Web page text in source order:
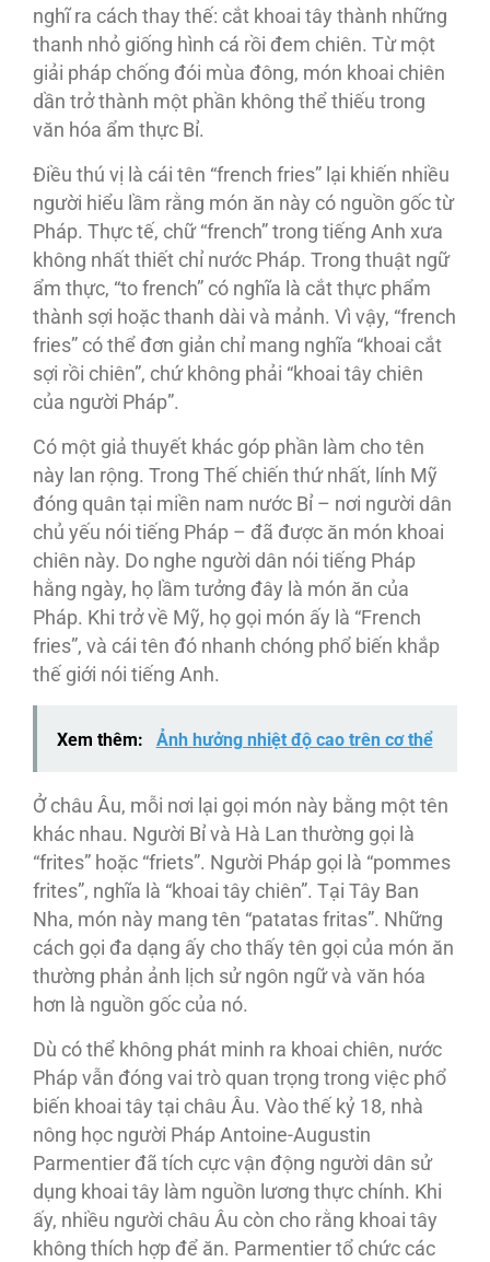
nghĩ ra cách thay thế: cắt khoai tây thành những
thanh nhỏ giống hình cá rồi đem chiên. Từ một
giải pháp chống đói mùa đông, món khoai chiên
dần trở thành một phần không thể thiếu trong
văn hóa ẩm thực Bỉ.
Điều thú vị là cái tên “french fries” lại khiến nhiều
người hiểu lầm rằng món ăn này có nguồn gốc từ
Pháp. Thực tế, chữ “french” trong tiếng Anh xưa
không nhất thiết chỉ nước Pháp. Trong thuật ngữ
ẩm thực, “to french” có nghĩa là cắt thực phẩm
thành sợi hoặc thanh dài và mảnh. Vì vậy, “french
fries” có thể đơn giản chỉ mang nghĩa “khoai cắt
sợi rồi chiên”, chứ không phải “khoai tây chiên
của người Pháp”.
Có một giả thuyết khác góp phần làm cho tên
này lan rộng. Trong Thế chiến thứ nhất, lính Mỹ
đóng quân tại miền nam nước Bỉ – nơi người dân
chủ yếu nói tiếng Pháp – đã được ăn món khoai
chiên này. Do nghe người dân nói tiếng Pháp
hằng ngày, họ lầm tưởng đây là món ăn của
Pháp. Khi trở về Mỹ, họ gọi món ấy là “French
fries”, và cái tên đó nhanh chóng phổ biến khắp
thế giới nói tiếng Anh.
Xem thêm: Ảnh hưởng nhiệt độ cao trên cơ thể
Ở châu Âu, mỗi nơi lại gọi món này bằng một tên
khác nhau. Người Bỉ và Hà Lan thường gọi là
“frites” hoặc “friets”. Người Pháp gọi là “pommes
frites”, nghĩa là “khoai tây chiên”. Tại Tây Ban
Nha, món này mang tên “patatas fritas”. Những
cách gọi đa dạng ấy cho thấy tên gọi của món ăn
thường phản ảnh lịch sử ngôn ngữ và văn hóa
hơn là nguồn gốc của nó.
Dù có thể không phát minh ra khoai chiên, nước
Pháp vẫn đóng vai trò quan trọng trong việc phổ
biến khoai tây tại châu Âu. Vào thế kỷ 18, nhà
nông học người Pháp Antoine-Augustin
Parmentier đã tích cực vận động người dân sử
dụng khoai tây làm nguồn lương thực chính. Khi
ấy, nhiều người châu Âu còn cho rằng khoai tây
không thích hợp để ăn. Parmentier tổ chức các